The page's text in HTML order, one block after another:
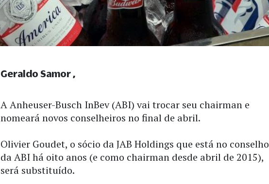
A Anheuser-Busch InBev (ABI) vai trocar seu chairman e
nomeará novos conselheiros no final de abril.
Olivier Goudet, o sócio da JAB Holdings que está no conselho
da ABI há oito anos (e como chairman desde abril de 2015),
será substituído.
Geraldo Samor